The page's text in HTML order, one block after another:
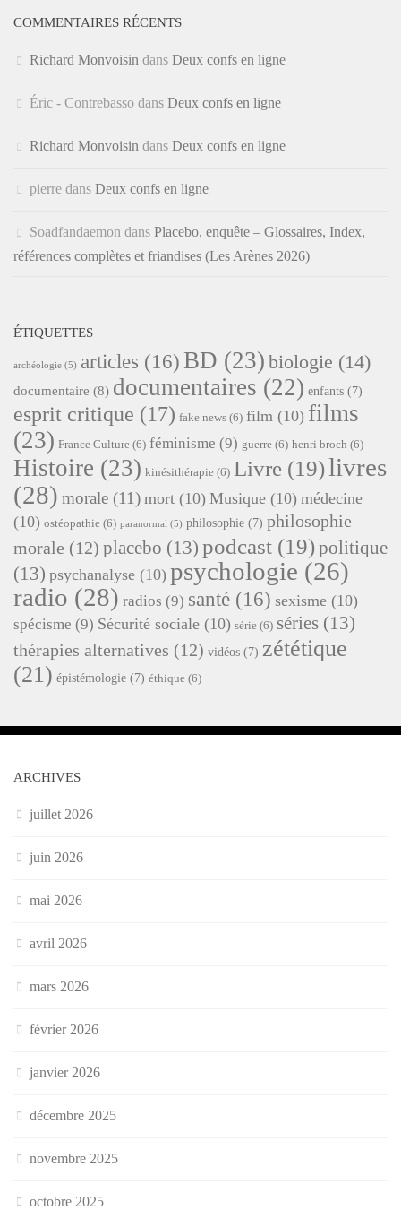
COMMENTAIRES RÉCENTS
Richard Monvoisin dans Deux confs en ligne
Éric - Contrebasso dans Deux confs en ligne
Richard Monvoisin dans Deux confs en ligne
pierre dans Deux confs en ligne
Soadfandaemon dans Placebo, enquête – Glossaires, Index,
références complètes et friandises (Les Arènes 2026)
ÉTIQUETTES
archéologie (5) articles (16) BD (23) biologie (14)
documentaire (8) documentaires (22) enfants (7)
esprit critique (17) fake news (6) film (10) films
(23) France Culture (6) féminisme (9) guerre (6) henri broch (6)
Histoire (23) kinésithérapie (6) Livre (19)livres
(28) morale (11) mort (10) Musique (10) médecine
(10) ostéopathie (6) paranormal (5) philosophie (7) philosophie
morale (12) placebo (13) podcast (19)politique
(13) psychanalyse (10) psychologie (26)
radio (28) radios (9) santé (16) sexisme (10)
spécisme (9) Sécurité sociale (10) série (6) séries (13)
thérapies alternatives (12) vidéos (7) zététique
(21) épistémologie (7) éthique (6)
ARCHIVES
juillet 2026
juin 2026
mai 2026
avril 2026
mars 2026
février 2026
janvier 2026
décembre 2025
novembre 2025
octobre 2025